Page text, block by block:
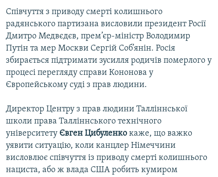
Співчуття з приводу смерті колишнього
радянського партизана висловили президент Росії
Дмитро Медвєдєв, прем’єр-міністр Володимир
Путін та мер Москви Сергій Соб’янін. Росія
збирається підтримати зусилля родичів померлого у
процесі перегляду справи Кононова у
Європейському суді з прав людини.
Директор Центру з прав людини Талліннської
школи права Талліннського технічного
університету Євген Цибуленко каже, що важко
уявити ситуацію, коли канцлер Німеччини
висловлює співчуття із приводу смерті колишнього
нациста, або ж влада США робить кумиром